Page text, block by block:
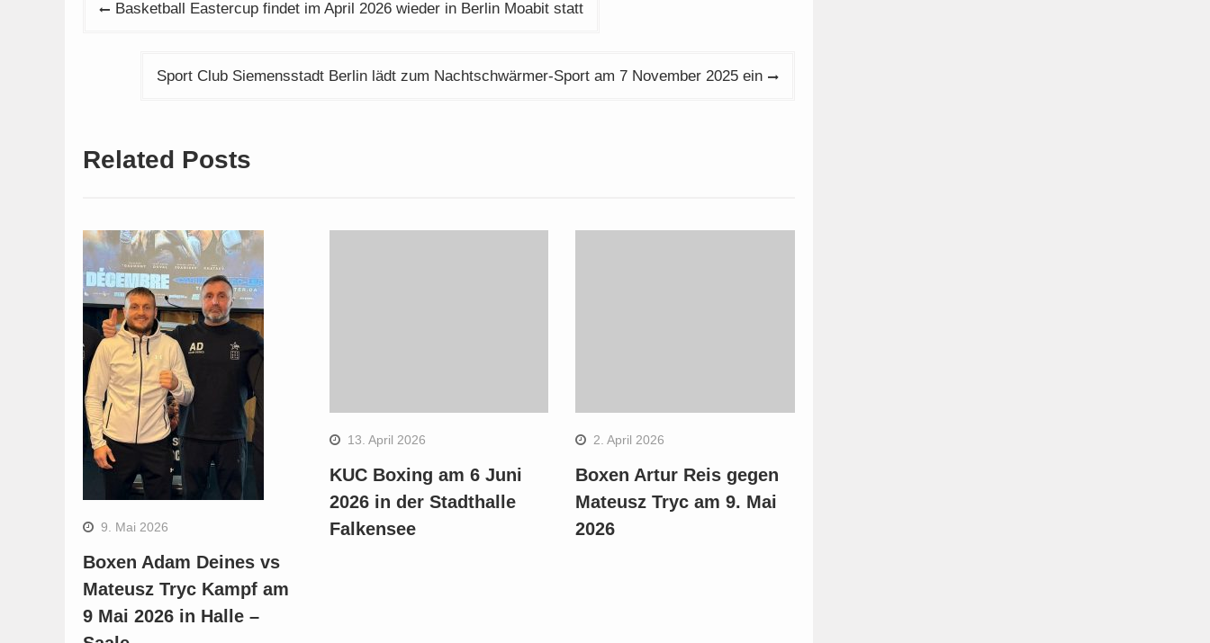
Basketball Eastercup findet im April 2026 wieder in Berlin Moabit statt
Sport Club Siemensstadt Berlin lädt zum Nachtschwärmer-Sport am 7 November 2025 ein
Related Posts
9. Mai 2026
Boxen Adam Deines vs
Mateusz Tryc Kampf am
9 Mai 2026 in Halle –
13. April 2026
KUC Boxing am 6 Juni
2026 in der Stadthalle
Falkensee
2. April 2026
Boxen Artur Reis gegen
Mateusz Tryc am 9. Mai
2026